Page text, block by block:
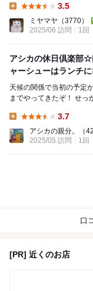
3.5
ミヤマヤ （3770）
2025/06 訪問
1回
アシカの休日倶楽部
ャーシューはランチに
天候の関係で当初の予定から大きく変更！
までやってきたぞ！ せっかくなのでランチ営業のお店をチェック！ この
3.7
アシカの親分。
（
2025/05 訪問
1回
口
[PR] 近くのお店